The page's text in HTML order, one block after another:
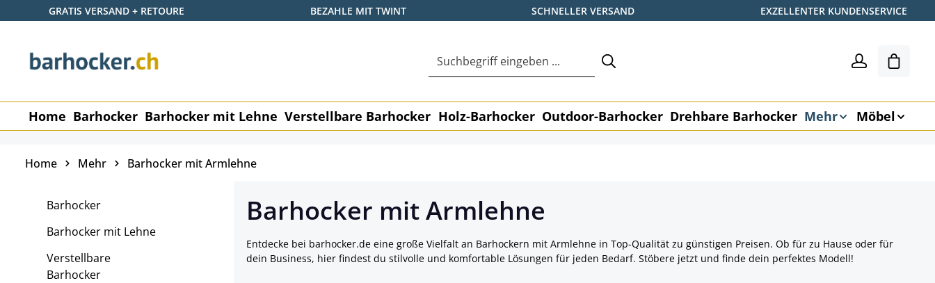
Hauptinhalt springen
Zur Suche springen
Zur Hauptnavigation springen
GRATIS VERSAND + RETOURE BEZAHLE MIT TWINT SCHNELLER VERSAND EXZELLENTER KUNDENSERVICE
Home Barhocker Barhocker mit Lehne Verstellbare Barhocker Holz-Barhocker Outdoor-Barhocker Drehbare Barhocker Mehr Möbel
Home Mehr Barhocker mit Armlehne
Barhocker
Barhocker mit Lehne
Verstellbare
Barhocker
Barhocker mit Armlehne
Entdecke bei barhocker.de eine große Vielfalt an Barhockern mit Armlehne in Top-Qualität zu günstigen Preisen. Ob für zu Hause oder für
dein Business, hier findest du stilvolle und komfortable Lösungen für jeden Bedarf. Stöbere jetzt und finde dein perfektes Modell!